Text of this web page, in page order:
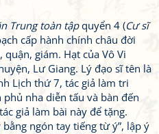
Trung toàn tậpquyển 4 (Cư sĩ
cấp hành chính châu đời
giám. Hạt của Vô Vi
Lư Giang. Lý đạo sĩ tên là
Lịch thứ 7, tác giả làm tri
nha diễn tấu và bàn đến
giả làm bài này để tặng.
ngón tay tiếng từ ý”, lập ý